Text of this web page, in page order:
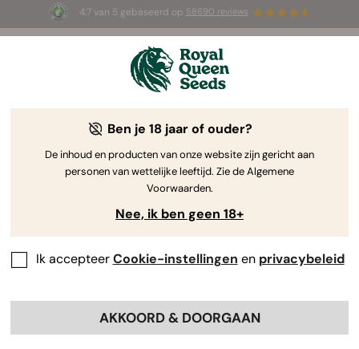
4.7 van 5 gebaseerd op 58690 reviews
☀️ Summer Sales: tot wel 50% korting
op geselecteerde producten! ⏤
Kweekverslag Milky Way F1
Overweeg je om een van de eerste echte F1-
cannabishybrides te kweken?Weet dan dat Milky Way
Met deze soort kun je razendsnel supersterke wiet
oogsten. Lees snel verder voor mijn kweekverslag van
Milky Way F1, waarin ik bespreek wat ik per week gedaan
Ben je 18 jaar of ouder?
De inhoud en producten van onze website zijn gericht aan
personen van wettelijke leeftijd. Zie de Algemene
Voorwaarden.
Nee, ik ben geen 18+
Ik accepteerCookie-instellingen en privacybeleid
AKKOORD & DOORGAAN